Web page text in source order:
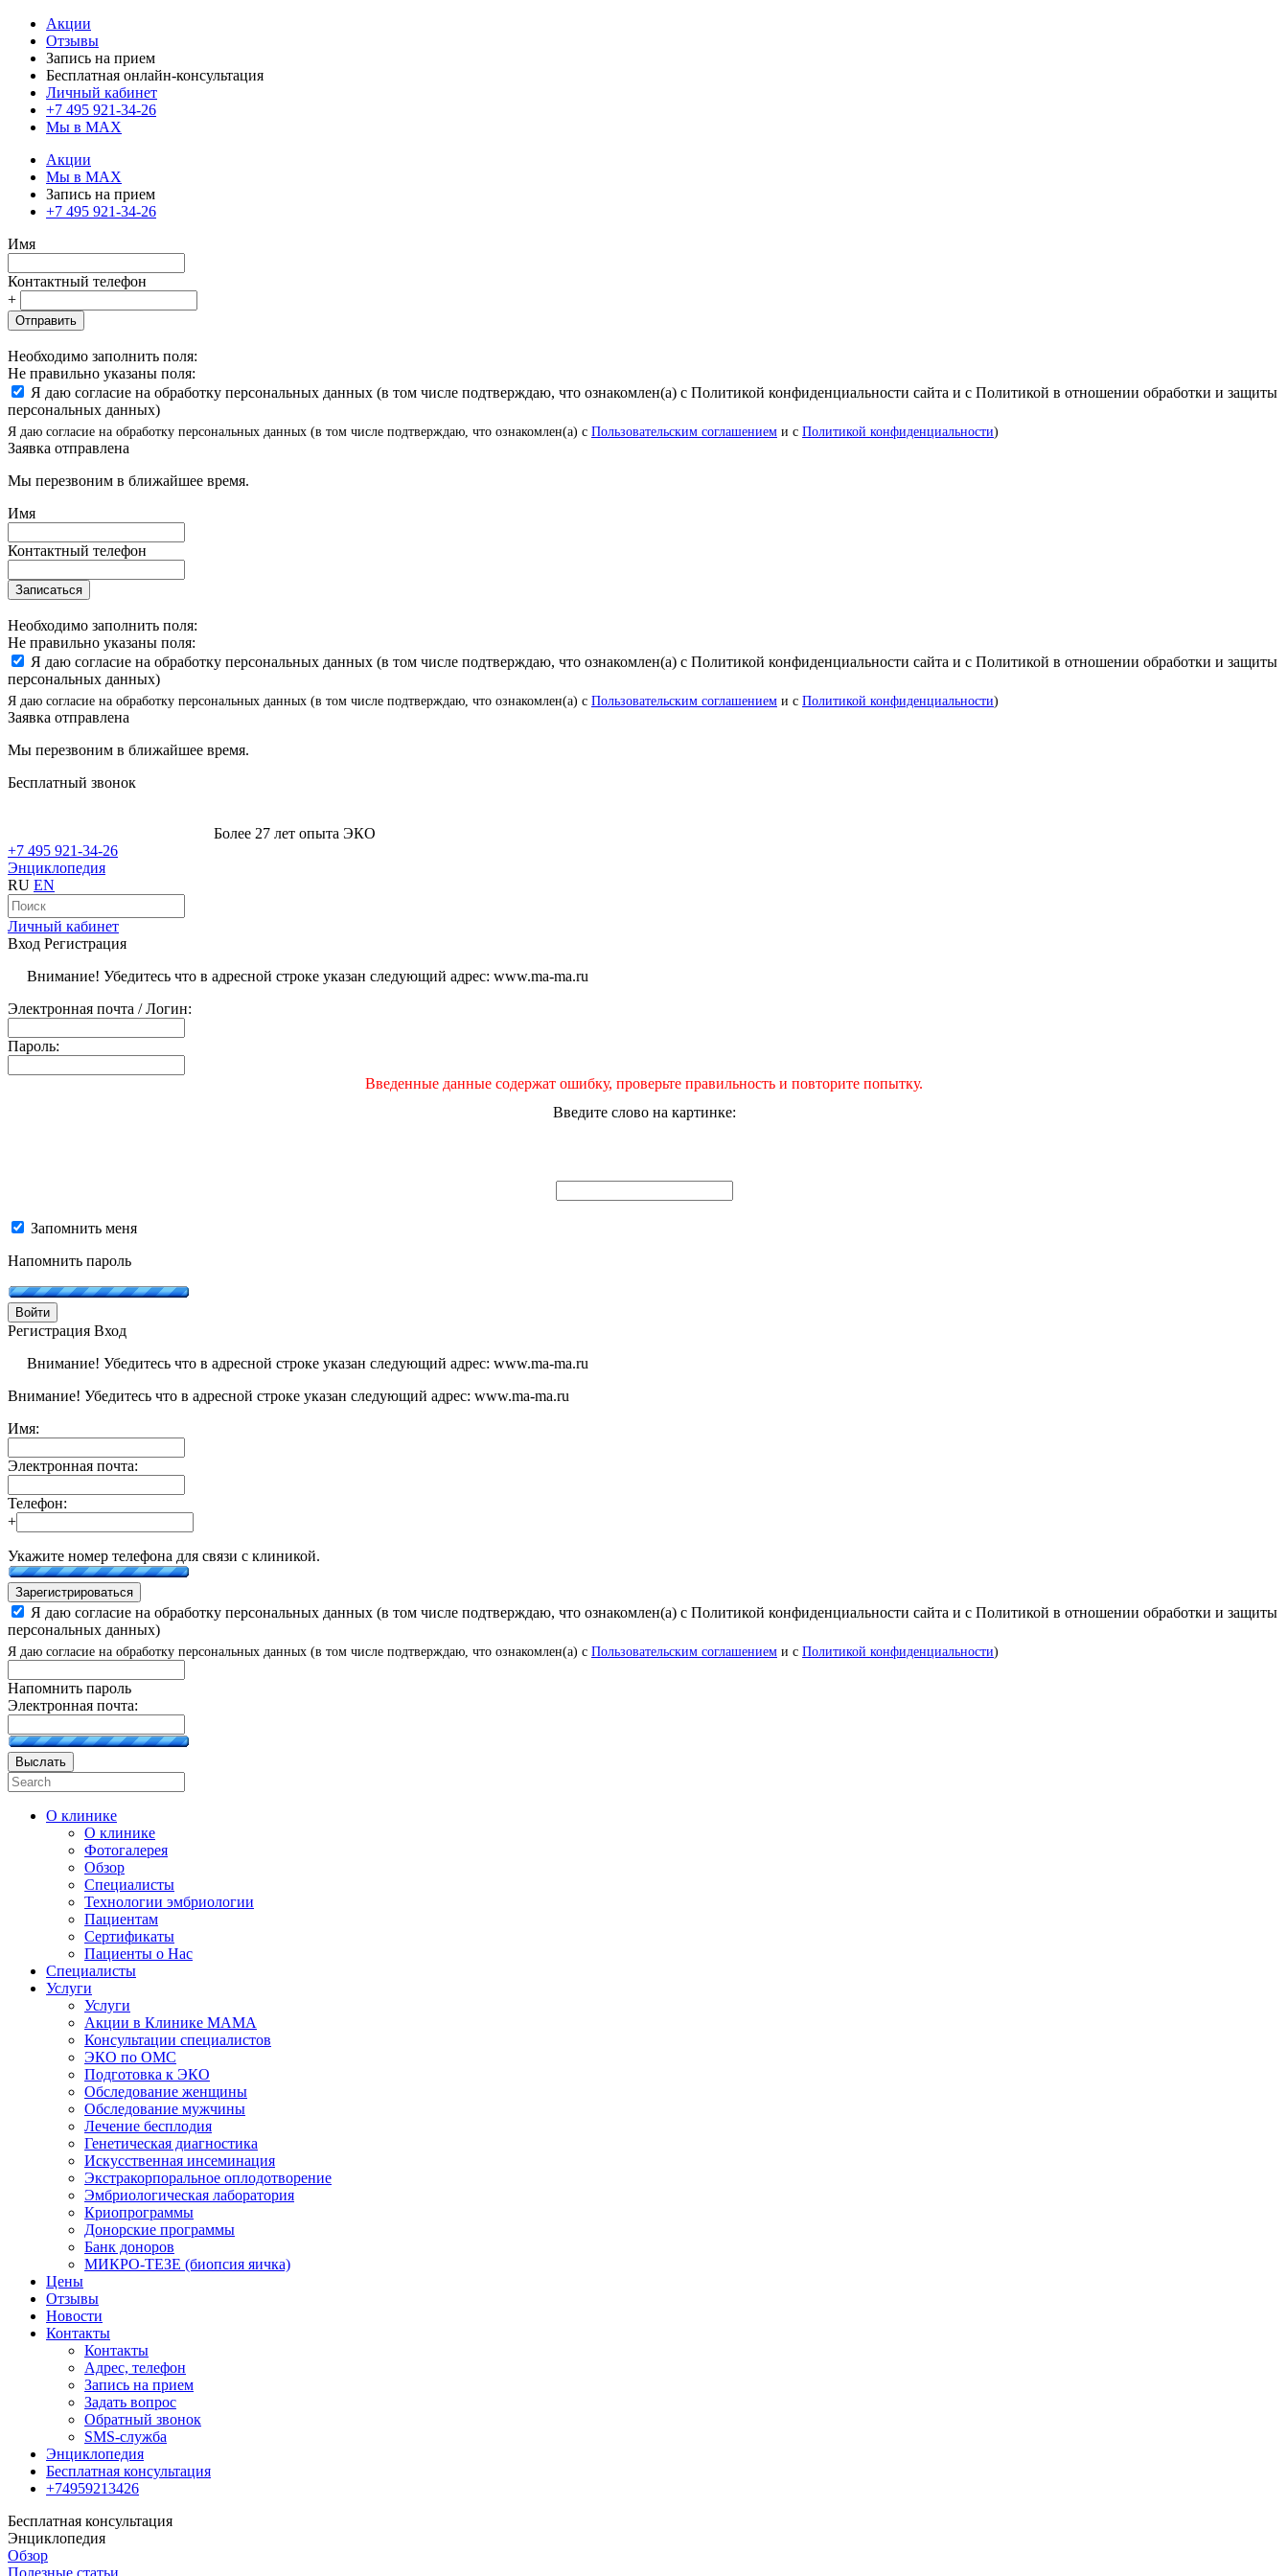
Акции
Отзывы
Запись на прием
Бесплатная онлайн-консультация
Личный кабинет
+7 495 921-34-26
Мы в MAX
Акции
Мы в MAX
Запись на прием
+7 495 921-34-26
Имя
Контактный телефон
+
Отправить
Необходимо заполнить поля:
Не правильно указаны поля:
Я даю согласие на обработку персональных данных (в том числе подтверждаю, что ознакомлен(а) с Политикой конфиденциальности сайта и с Политикой в отношении обработки и защиты
персональных данных)
Я даю согласие на обработку персональных данных (в том числе подтверждаю, что ознакомлен(а) с Пользовательским соглашением и с Политикой конфиденциальности)
Заявка отправлена
Мы перезвоним в ближайшее время.
Имя
Контактный телефон
Записаться
Необходимо заполнить поля:
Не правильно указаны поля:
Я даю согласие на обработку персональных данных (в том числе подтверждаю, что ознакомлен(а) с Политикой конфиденциальности сайта и с Политикой в отношении обработки и защиты
персональных данных)
Я даю согласие на обработку персональных данных (в том числе подтверждаю, что ознакомлен(а) с Пользовательским соглашением и с Политикой конфиденциальности)
Заявка отправлена
Мы перезвоним в ближайшее время.
Бесплатный звонок
Более 27 лет опыта ЭКО
+7 495 921-34-26
Энциклопедия
RU EN
Личный кабинет
Вход Регистрация
Внимание! Убедитесь что в адресной строке указан следующий адрес: www.ma-ma.ru
Электронная почта / Логин:
Пароль:
Введенные данные содержат ошибку, проверьте правильность и повторите попытку.
Введите слово на картинке:
Запомнить меня
Напомнить пароль
Войти
Регистрация Вход
Внимание! Убедитесь что в адресной строке указан следующий адрес: www.ma-ma.ru
Внимание! Убедитесь что в адресной строке указан следующий адрес: www.ma-ma.ru
Имя:
Электронная почта:
Телефон:
+
Укажите номер телефона для связи с клиникой.
Зарегистрироваться
Я даю согласие на обработку персональных данных (в том числе подтверждаю, что ознакомлен(а) с Политикой конфиденциальности сайта и с Политикой в отношении обработки и защиты
персональных данных)
Я даю согласие на обработку персональных данных (в том числе подтверждаю, что ознакомлен(а) с Пользовательским соглашением и с Политикой конфиденциальности)
Напомнить пароль
Электронная почта:
Выслать
О клинике
О клинике
Фотогалерея
Обзор
Специалисты
Технологии эмбриологии
Пациентам
Сертификаты
Пациенты о Нас
Специалисты
Услуги
Услуги
Акции в Клинике МАМА
Консультации специалистов
ЭКО по ОМС
Подготовка к ЭКО
Обследование женщины
Обследование мужчины
Лечение бесплодия
Генетическая диагностика
Искусственная инсеминация
Экстракорпоральное оплодотворение
Эмбриологическая лаборатория
Криопрограммы
Донорские программы
Банк доноров
МИКРО-ТЕЗЕ (биопсия яичка)
Цены
Отзывы
Новости
Контакты
Контакты
Адрес, телефон
Запись на прием
Задать вопрос
Обратный звонок
SMS-служба
Энциклопедия
Бесплатная консультация
+74959213426
Бесплатная консультация
Энциклопедия
Обзор
Полезные статьи